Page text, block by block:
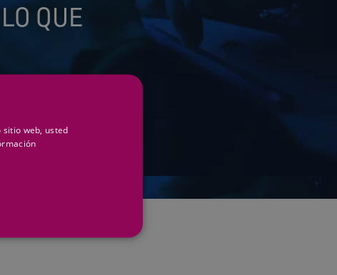
QUE
contactar con Suministros
web, usted